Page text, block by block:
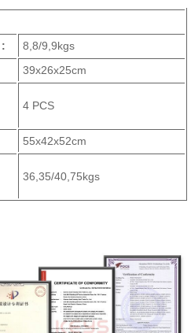
:
8,8/9,9kgs
39x26x25cm
4 PCS
55x42x52cm
36,35/40,75kgs